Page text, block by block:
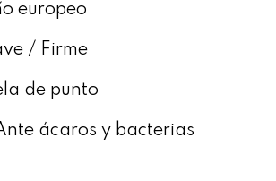
europeo
/ Firme
de punto
ácaros y bacterias